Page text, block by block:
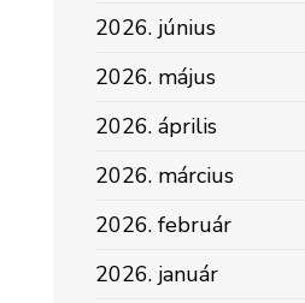
2026. június
2026. május
2026. április
2026. március
2026. február
2026. január